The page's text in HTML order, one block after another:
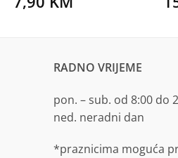
RADNO VRIJEME
pon. – sub. od 8:00 do
ned. neradni dan
*praznicima moguća